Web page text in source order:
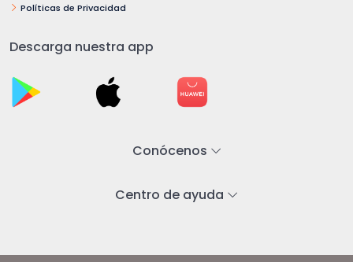
Políticas de Privacidad
Descarga nuestra app
Conócenos
Centro de ayuda